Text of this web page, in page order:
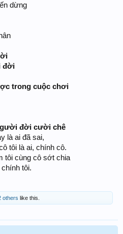
dừng
đời
trong cuộc chơi
đời cười chê
là ai đã sai,
tôi là ai, chính cô.
tôi cùng cô sớt chia
tôi.
others like this.